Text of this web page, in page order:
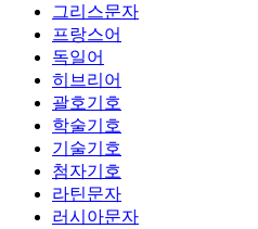
그리스문자
프랑스어
독일어
히브리어
괄호기호
학술기호
기술기호
첨자기호
라틴문자
러시아문자